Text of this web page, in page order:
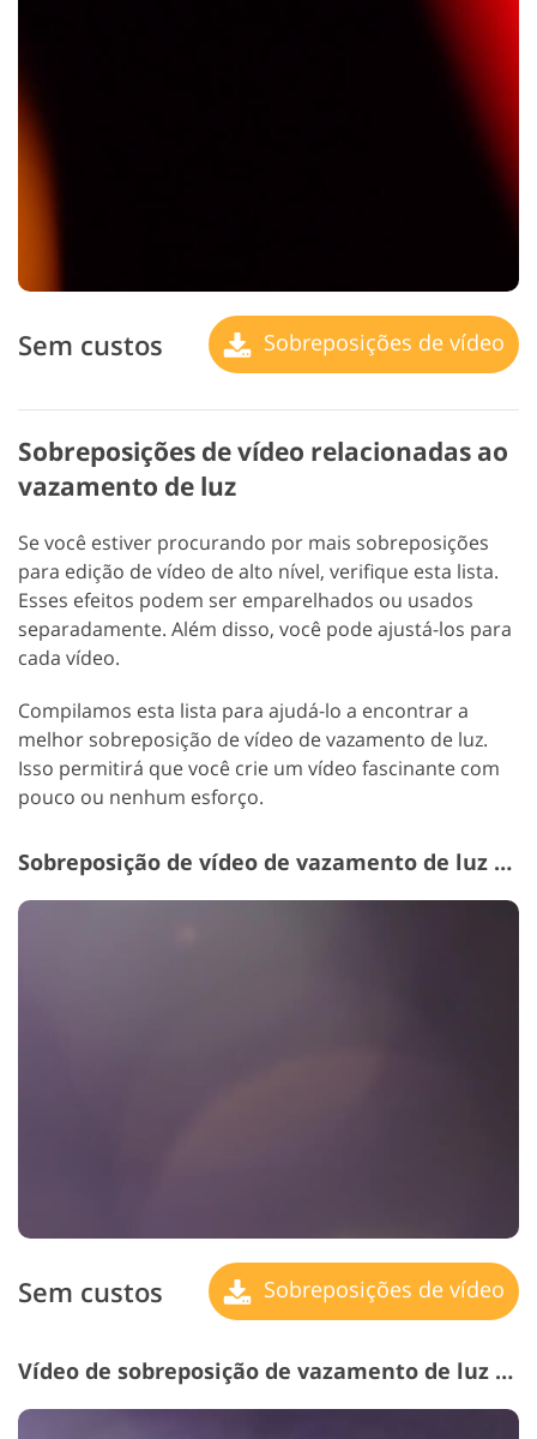
Sem custos Sobreposições de vídeo
Sobreposições de vídeo relacionadas ao
vazamento de luz
Se você estiver procurando por mais sobreposições
para edição de vídeo de alto nível, verifique esta lista.
Esses efeitos podem ser emparelhados ou usados
separadamente. Além disso, você pode ajustá-los para
cada vídeo.
Compilamos esta lista para ajudá-lo a encontrar a
melhor sobreposição de vídeo de vazamento de luz.
Isso permitirá que você crie um vídeo fascinante com
pouco ou nenhum esforço.
Sobreposição de vídeo de vazamento de luz # 7 "Blue Dusk"
Sem custos Sobreposições de vídeo
Vídeo de sobreposição de vazamento de luz # 8 "Lilac"